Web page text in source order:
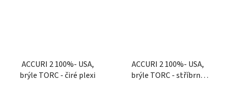
ACCURI 2 100%- USA,
brýle TORC - čiré plexi
ACCURI 2 100%- USA,
brýle TORC - stříbrné